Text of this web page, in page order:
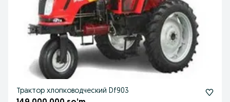
Трактор хлопководческий Df903